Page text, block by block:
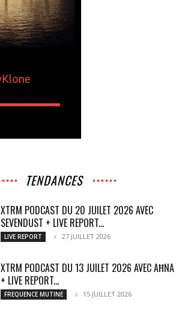
TENDANCES
XTRM PODCAST DU 20 JUILET 2026 AVEC
SEVENDUST + LIVE REPORT...
LIVE REPORT 27 JUILLET 2026
XTRM PODCAST DU 13 JUILET 2026 AVEC AĦNA
+ LIVE REPORT...
FREQUENCE MUTINE 15 JUILLET 2026